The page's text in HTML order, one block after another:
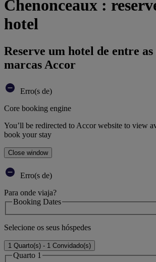
Chenonceaux :
hotel
Reserve um hotel de entre as
marcas Accor
Erro(s de)
Core booking engine
You’ll be redirected to Accor website to view
book your stay
Close window
Erro(s de)
Para onde viaja?
Booking Dates
Selecione os seus hóspedes
1 Quarto(s) - 1 Convidado(s)
Quarto 1